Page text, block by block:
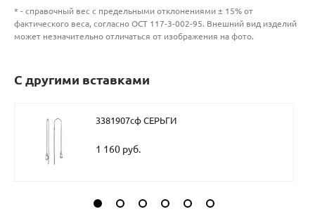
* - справочный вес с предельными отклонениями ± 15% от
фактического веса, согласно ОСТ 117-3-002-95. Внешний вид изделий
может незначительно отличаться от изображения на фото.
С другими вставками
3381907сф СЕРЬГИ
1 160 руб.